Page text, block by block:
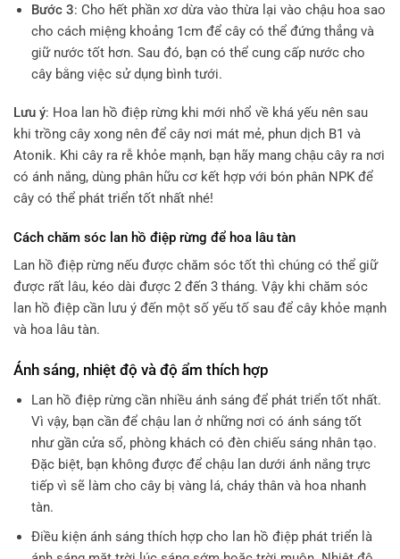
Bước 3: Cho hết phần xơ dừa vào thừa lại vào chậu hoa sao
cho cách miệng khoảng 1cm để cây có thể đứng thẳng và
giữ nước tốt hơn. Sau đó, bạn có thể cung cấp nước cho
cây bằng việc sử dụng bình tưới.
Lưu ý: Hoa lan hồ điệp rừng khi mới nhổ về khá yếu nên sau
khi trồng cây xong nên để cây nơi mát mẻ, phun dịch B1 và
Atonik. Khi cây ra rễ khỏe mạnh, bạn hãy mang chậu cây ra nơi
có ánh nắng, dùng phân hữu cơ kết hợp với bón phân NPK để
cây có thể phát triển tốt nhất nhé!
Cách chăm sóc lan hồ điệp rừng để hoa lâu tàn
Lan hồ điệp rừng nếu được chăm sóc tốt thì chúng có thể giữ
được rất lâu, kéo dài được 2 đến 3 tháng. Vậy khi chăm sóc
lan hồ điệp cần lưu ý đến một số yếu tố sau để cây khỏe mạnh
và hoa lâu tàn.
Ánh sáng, nhiệt độ và độ ẩm thích hợp
Lan hồ điệp rừng cần nhiều ánh sáng để phát triển tốt nhất.
Vì vậy, bạn cần để chậu lan ở những nơi có ánh sáng tốt
như gần cửa sổ, phòng khách có đèn chiếu sáng nhân tạo.
Đặc biệt, bạn không được để chậu lan dưới ánh nắng trực
tiếp vì sẽ làm cho cây bị vàng lá, cháy thân và hoa nhanh
tàn.
Điều kiện ánh sáng thích hợp cho lan hồ điệp phát triển là